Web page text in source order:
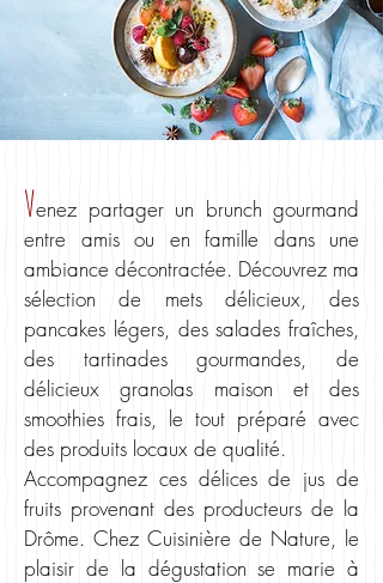
Venez partager un brunch gourmand
entre amis ou en famille dans une
ambiance décontractée. Découvrez ma
sélection de mets délicieux, des
pancakes légers, des salades fraîches,
des tartinades gourmandes, de
délicieux granolas maison et des
smoothies frais, le tout préparé avec
des produits locaux de qualité.
Accompagnez ces délices de jus de
fruits provenant des producteurs de la
Drôme. Chez Cuisinière de Nature, le
plaisir de la dégustation se marie à